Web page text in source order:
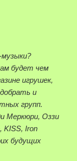
музыки?
будет чем
игрушек,
и
групп.
Меркюри, Оззи
KISS, Iron
будущих